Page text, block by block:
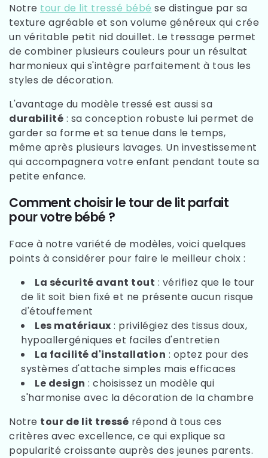
Notre tour de lit tressé bébé se distingue par sa
texture agréable et son volume généreux qui crée
un véritable petit nid douillet. Le tressage permet
de combiner plusieurs couleurs pour un résultat
harmonieux qui s'intègre parfaitement à tous les
styles de décoration.
L'avantage du modèle tressé est aussi sa
durabilité : sa conception robuste lui permet de
garder sa forme et sa tenue dans le temps,
même après plusieurs lavages. Un investissement
qui accompagnera votre enfant pendant toute sa
petite enfance.
Comment choisir le tour de lit parfait
pour votre bébé ?
Face à notre variété de modèles, voici quelques
points à considérer pour faire le meilleur choix :
La sécurité avant tout : vérifiez que le tour
de lit soit bien fixé et ne présente aucun risque
d'étouffement
Les matériaux : privilégiez des tissus doux,
hypoallergéniques et faciles d'entretien
La facilité d'installation : optez pour des
systèmes d'attache simples mais efficaces
Le design : choisissez un modèle qui
s'harmonise avec la décoration de la chambre
Notre tour de lit tressé répond à tous ces
critères avec excellence, ce qui explique sa
popularité croissante auprès des jeunes parents.